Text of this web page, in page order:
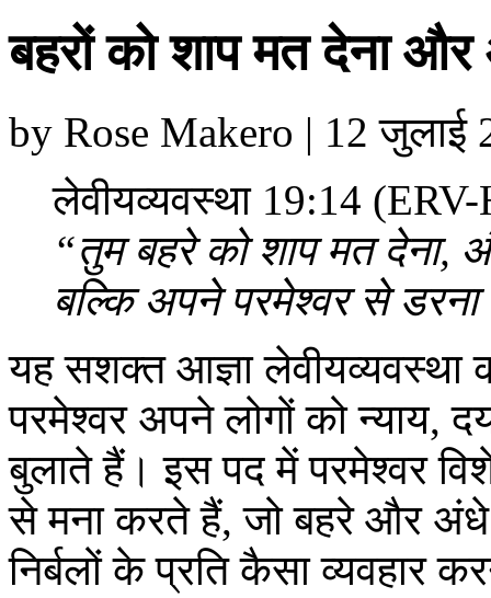
बहरों को शाप मत देना
by Rose Makero | 12 जुलाई
लेवीयव्यवस्था 19:14
“तुम बहरे को शाप मत
बल्कि अपने परमेश्वर से
यह सशक्त आज्ञा लेवीयव्यवस्था
परमेश्वर अपने लोगों को न्याय,
बुलाते हैं। इस पद में परमेश्वर
से मना करते हैं, जो बहरे और
निर्बलों के प्रति कैसा व्यवहार